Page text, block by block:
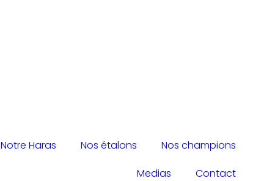
Notre Haras Nos étalons
Nos champions
Medias
Contact